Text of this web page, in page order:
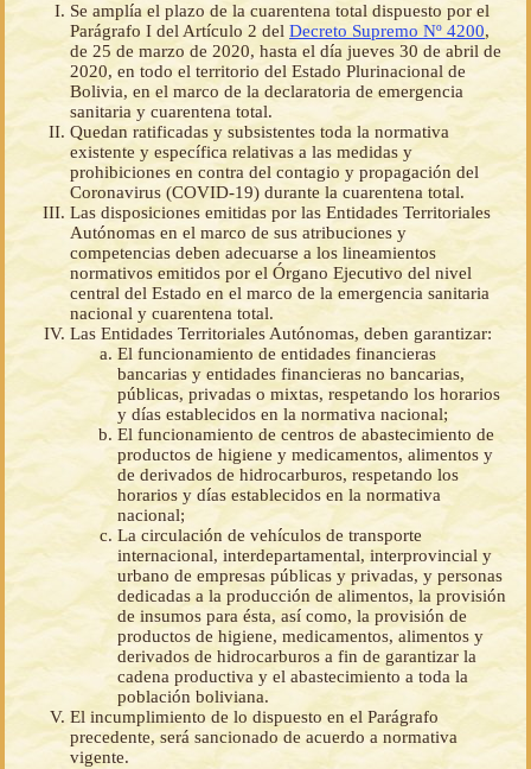
Se amplía el plazo de la cuarentena total dispuesto por el
Parágrafo I del Artículo 2 del Decreto Supremo Nº 4200,
de 25 de marzo de 2020, hasta el día jueves 30 de abril de
2020, en todo el territorio del Estado Plurinacional de
Bolivia, en el marco de la declaratoria de emergencia
sanitaria y cuarentena total.
Quedan ratificadas y subsistentes toda la normativa
existente y específica relativas a las medidas y
prohibiciones en contra del contagio y propagación del
Coronavirus (COVID-19) durante la cuarentena total.
Las disposiciones emitidas por las Entidades Territoriales
Autónomas en el marco de sus atribuciones y
competencias deben adecuarse a los lineamientos
normativos emitidos por el Órgano Ejecutivo del nivel
central del Estado en el marco de la emergencia sanitaria
nacional y cuarentena total.
Las Entidades Territoriales Autónomas, deben garantizar:
El funcionamiento de entidades financieras
bancarias y entidades financieras no bancarias,
públicas, privadas o mixtas, respetando los horarios
y días establecidos en la normativa nacional;
El funcionamiento de centros de abastecimiento de
productos de higiene y medicamentos, alimentos y
de derivados de hidrocarburos, respetando los
horarios y días establecidos en la normativa
nacional;
La circulación de vehículos de transporte
internacional, interdepartamental, interprovincial y
urbano de empresas públicas y privadas, y personas
dedicadas a la producción de alimentos, la provisión
de insumos para ésta, así como, la provisión de
productos de higiene, medicamentos, alimentos y
derivados de hidrocarburos a fin de garantizar la
cadena productiva y el abastecimiento a toda la
población boliviana.
El incumplimiento de lo dispuesto en el Parágrafo
precedente, será sancionado de acuerdo a normativa
vigente.